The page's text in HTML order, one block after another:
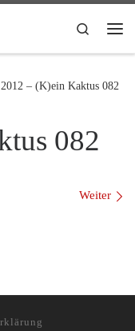
Search
2012 – (K)ein Kaktus 082
082
Weiter